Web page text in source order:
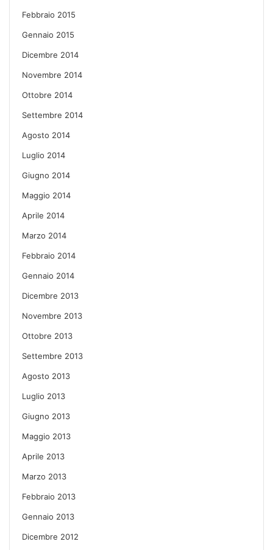
Febbraio 2015
Gennaio 2015
Dicembre 2014
Novembre 2014
Ottobre 2014
Settembre 2014
Agosto 2014
Luglio 2014
Giugno 2014
Maggio 2014
Aprile 2014
Marzo 2014
Febbraio 2014
Gennaio 2014
Dicembre 2013
Novembre 2013
Ottobre 2013
Settembre 2013
Agosto 2013
Luglio 2013
Giugno 2013
Maggio 2013
Aprile 2013
Marzo 2013
Febbraio 2013
Gennaio 2013
Dicembre 2012